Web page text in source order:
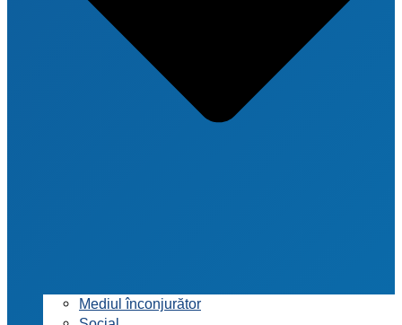
Mediul înconjurător